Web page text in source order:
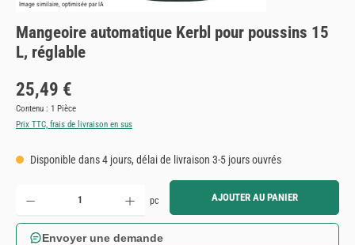
Image similaire, optimisée par IA
Mangeoire automatique Kerbl pour poussins 15
L, réglable
Prix régulier :
25,49 €
Contenu : 1 Pièce
Prix TTC, frais de livraison en sus
Disponible dans 4 jours, délai de livraison 3-5 jours ouvrés
Quantité de produit : Entrez la quantité souhaitée ou utilisez les boutons pour augmenter ou
pc AJOUTER AU PANIER
Envoyer une demande